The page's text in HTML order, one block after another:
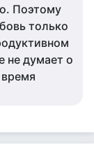
Поэтому
только
не думает о